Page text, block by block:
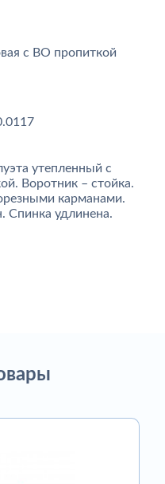
с ВО пропиткой
утепленный с
Воротник – стойка.
карманами.
Спинка удлинена.